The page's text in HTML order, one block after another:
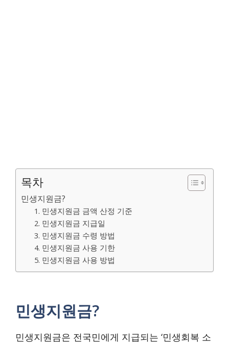
목차
민생지원금?
1. 민생지원금 금액 산정 기준
2. 민생지원금 지급일
3. 민생지원금 수령 방법
4. 민생지원금 사용 기한
5. 민생지원금 사용 방법
민생지원금?
민생지원금은 전국민에게 지급되는 ‘민생회복 소